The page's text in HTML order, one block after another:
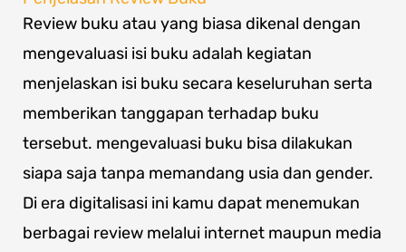
Review buku atau yang biasa dikenal dengan
mengevaluasi isi buku adalah kegiatan
menjelaskan isi buku secara keseluruhan serta
memberikan tanggapan terhadap buku
tersebut. mengevaluasi buku bisa dilakukan
siapa saja tanpa memandang usia dan gender.
Di era digitalisasi ini kamu dapat menemukan
berbagai review melalui internet maupun media